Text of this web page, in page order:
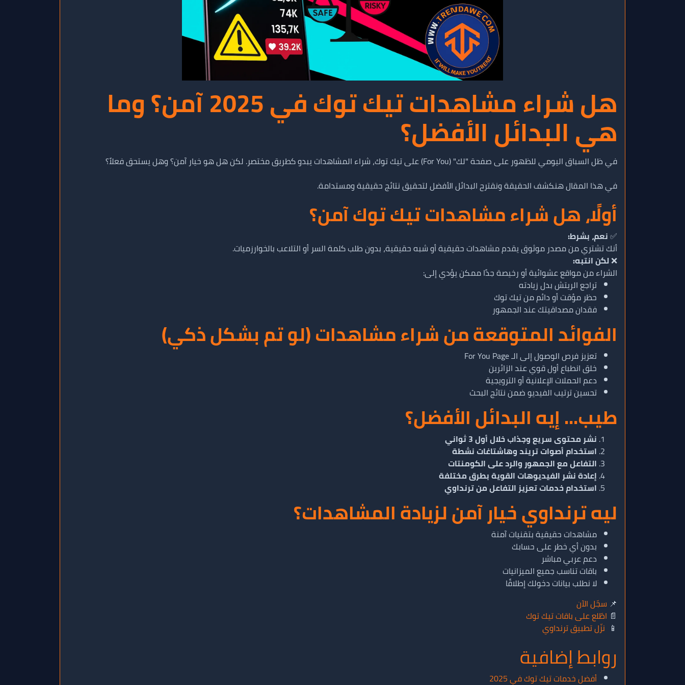
هل شراء مشاهدات تيك توك في 2025 آمن؟ وما
هي البدائل الأفضل؟
في ظل السباق اليومي للظهور على صفحة "لك" (For You) على تيك توك، شراء المشاهدات يبدو كطريق مختصر. لكن هل هو خيار آمن؟ وهل يستحق فعلاً؟
في هذا المقال هنكشف الحقيقة ونقترح البدائل الأفضل لتحقيق نتائج حقيقية ومستدامة.
أولًا، هل شراء مشاهدات تيك توك آمن؟
✅نعم، بشرط:
أنك تشتري من مصدر موثوق يقدم مشاهدات حقيقية أو شبه حقيقية، بدون طلب كلمة السر أو التلاعب بالخوارزميات.
❌لكن انتبه:
الشراء من مواقع عشوائية أو رخيصة جدًا ممكن يؤدي إلى:
تراجع الريتش بدل زيادته
حظر مؤقت أو دائم من تيك توك
فقدان مصداقيتك عند الجمهور
الفوائد المتوقعة من شراء مشاهدات (لو تم بشكل ذكي)
تعزيز فرص الوصول إلى الـ For You Page
خلق انطباع أول قوي عند الزائرين
دعم الحملات الإعلانية أو الترويجية
تحسين ترتيب الفيديو ضمن نتائج البحث
طيب... إيه البدائل الأفضل؟
نشر محتوى سريع وجذاب خلال أول 3 ثواني
استخدام أصوات تريند وهاشتاغات نشطة
التفاعل مع الجمهور والرد على الكومنتات
إعادة نشر الفيديوهات القوية بطرق مختلفة
استخدام خدمات تعزيز التفاعل من ترنداوي
ليه ترنداوي خيار آمن لزيادة المشاهدات؟
مشاهدات حقيقية بتقنيات آمنة
بدون أي خطر على حسابك
دعم عربي مباشر
باقات تناسب جميع الميزانيات
لا نطلب بيانات دخولك إطلاقًا
📌 سجّل الآن
📄 اطّلع على باقات تيك توك
📱 نزّل تطبيق ترنداوي
روابط إضافية
أفضل خدمات تيك توك في 2025